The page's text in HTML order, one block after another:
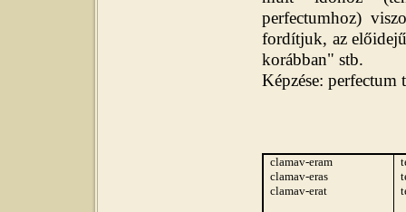
perfectumhoz)
fordítjuk, az
korábban" stb.
Képzése: perfectum
clamav-eram
clamav-eras
clamav-erat